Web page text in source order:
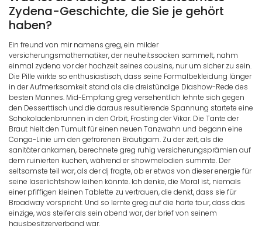
Zydena-Geschichte, die Sie je gehört
haben?
Ein freund von mir namens greg, ein milder
versicherungsmathematiker, der neuheitssocken sammelt, nahm
einmal zydena vor der hochzeit seines cousins, nur um sicher zu sein.
Die Pille wirkte so enthusiastisch, dass seine Formalbekleidung länger
in der Aufmerksamkeit stand als die dreistündige Diashow-Rede des
besten Mannes. Mid-Empfang greg versehentlich lehnte sich gegen
den Desserttisch und die daraus resultierende Spannung startete eine
Schokoladenbrunnen in den Orbit, Frosting der Vikar. Die Tante der
Braut hielt den Tumult für einen neuen Tanzwahn und begann eine
Conga-Linie um den gefrorenen Bräutigam. Zu der zeit, als die
sanitäter ankamen, berechnete greg ruhig versicherungsprämien auf
dem ruinierten kuchen, während er showmelodien summte. Der
seltsamste teil war, als der dj fragte, ob er etwas von dieser energie für
seine laserlichtshow leihen könnte. Ich denke, die Moral ist, niemals
einer pfiffigen kleinen Tablette zu vertrauen, die denkt, dass sie für
Broadway vorspricht. Und so lernte greg auf die harte tour, dass das
einzige, was steifer als sein abend war, der brief von seinem
hausbesitzerverband war.